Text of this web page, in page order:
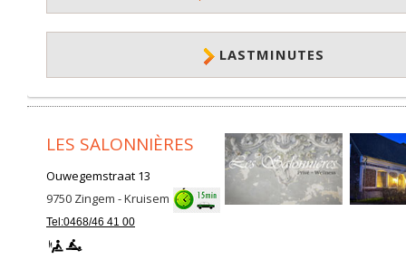
LASTMINUTES
LES SALONNIÈRES
Ouwegemstraat 13
9750 Zingem - Kruisem
Tel:0468/46 41 00